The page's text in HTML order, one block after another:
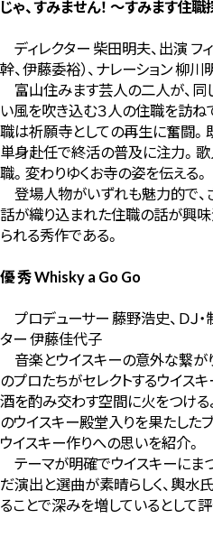
じゃ、すみません！ ～すみます住
ディレクター 柴田明夫、出演 フ
幹、伊藤委裕）、ナレーション 柳川
富山住みます芸人の二人が、同
い風を吹き込む３人の住職を訪ね
職は祈願寺としての再生に奮闘
単身赴任で終活の普及に注力。歌
職。変わりゆくお寺の姿を伝える。
登場人物がいずれも魅力的で、
話が織り込まれた住職の話が興味
られる秀作である。
優 秀 Whisky a Go Go
プロデューサー 藤野浩史、ＤＪ・
ター 伊藤佳代子
音楽とウイスキーの意外な繋が
のプロたちがセレクトするウイス
酒を酌み交わす空間に火をつける
のウイスキー殿堂入りを果たした
ウイスキー作りへの思いを紹介。
テーマが明確でウイスキーにま
だ演出と選曲が素晴らしく、輿水
ることで深みを増しているとして評